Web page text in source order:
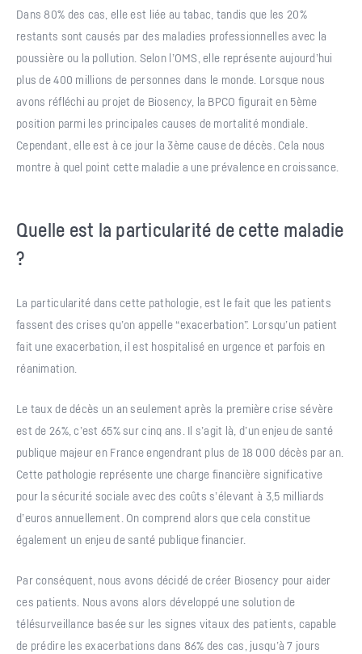
Dans 80% des cas, elle est liée au tabac, tandis que les 20%
restants sont causés par des maladies professionnelles avec la
poussière ou la pollution. Selon l’OMS, elle représente aujourd’hui
plus de 400 millions de personnes dans le monde. Lorsque nous
avons réfléchi au projet de Biosency, la BPCO figurait en 5ème
position parmi les principales causes de mortalité mondiale.
Cependant, elle est à ce jour la 3ème cause de décès. Cela nous
montre à quel point cette maladie a une prévalence en croissance.
Quelle est la particularité de cette maladie
?
La particularité dans cette pathologie, est le fait que les patients
fassent des crises qu’on appelle “exacerbation”. Lorsqu’un patient
fait une exacerbation, il est hospitalisé en urgence et parfois en
réanimation.
Le taux de décès un an seulement après la première crise sévère
est de 26%, c’est 65% sur cinq ans. Il s’agit là, d’un enjeu de santé
publique majeur en France engendrant plus de 18 000 décès par an.
Cette pathologie représente une charge financière significative
pour la sécurité sociale avec des coûts s’élevant à 3,5 milliards
d’euros annuellement. On comprend alors que cela constitue
également un enjeu de santé publique financier.
Par conséquent, nous avons décidé de créer Biosency pour aider
ces patients. Nous avons alors développé une solution de
télésurveillance basée sur les signes vitaux des patients, capable
de prédire les exacerbations dans 86% des cas, jusqu’à 7 jours